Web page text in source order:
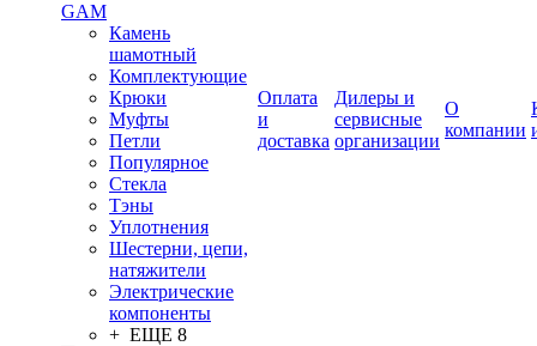
GAM
Камень
шамотный
Комплектующие
Крюки
Муфты
Петли
Популярное
Стекла
Тэны
Уплотнения
Шестерни, цепи,
натяжители
Электрические
компоненты
+ ЕЩЕ 8
Оплата
и
доставка
Дилеры и
сервисные
организации
О
компании